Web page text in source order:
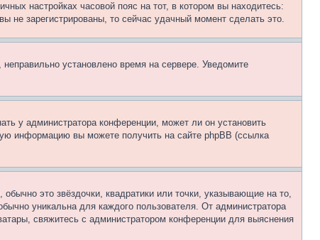
настройках часовой пояс на тот, в котором вы находитесь:
не зарегистрированы, то сейчас удачный момент сделать это.
установлено время на сервере. Уведомите
у администратора конференции, может ли он установить
информацию вы можете получить на сайте phpBB (ссылка
это звёздочки, квадратики или точки, указывающие на то,
уникальна для каждого пользователя. От администратора
свяжитесь с администратором конференции для выяснения